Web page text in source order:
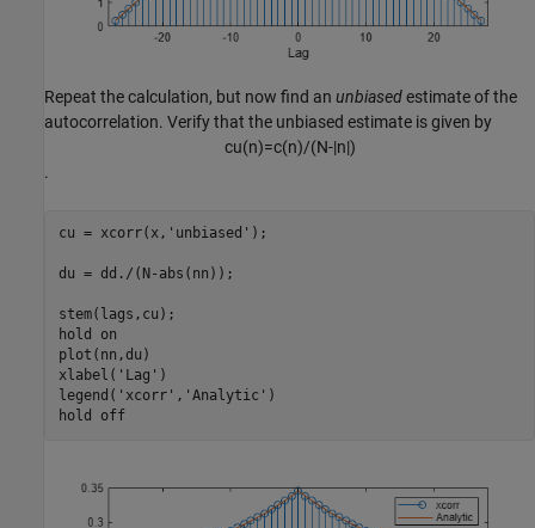
Repeat the calculation, but now find an unbiasedestimate of the
autocorrelation. Verify that the unbiased estimate is given by
cu(n)=c(n)/(N-|n|)
.
cu = xcorr(x, 'unbiased' );
du = dd./(N-abs(nn));
stem(lags,cu);
hold
on
plot(nn,du)
xlabel( 'Lag' )
legend( 'xcorr' , 'Analytic' )
hold
off